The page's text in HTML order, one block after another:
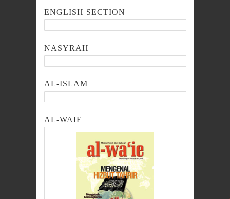
ENGLISH SECTION
NASYRAH
AL-ISLAM
AL-WAIE